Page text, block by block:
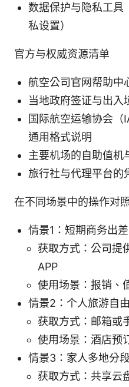
数据保护与隐私工具
私设置）
官方与权威资源清单
航空公司官网帮助中
当地政府签证与出入
国际航空运输协会（
通用格式说明
主要机场的自助值机
旅行社与代理平台的
在不同场景中的操作对
情景1：短期商务出差
获取方式：公司提
APP
使用场景：报销、
情景2：个人旅游自
获取方式：邮箱或
使用场景：酒店预
情景3：家人多地分
获取方式：共享云